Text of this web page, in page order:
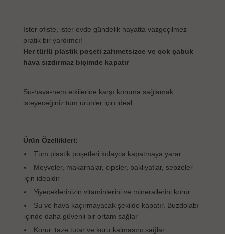
İster ofiste, ister evde gündelik hayatta vazgeçilmez
pratik bir yardımcı!
Her türlü plastik poşeti zahmetsizce ve çok çabuk
hava sızdırmaz biçimde kapatır
Su-hava-nem etkilerine karşı koruma sağlamak
isteyeceğiniz tüm ürünler için ideal
Ürün Özellikleri:
Tüm plastik poşetleri kolayca kapatmaya yarar
Meyveler, makarnalar, cipsler, bakliyatlar, sebzeler
için idealdir
Yiyeceklerinizin vitaminlerini ve minerallerini korur
Su ve hava kaçırmayacak şekilde kapatır. Buzdolabı
içinde daha güvenli bir ortam sağlar
Korur, taze tutar ve kuru kalmasını sağlar